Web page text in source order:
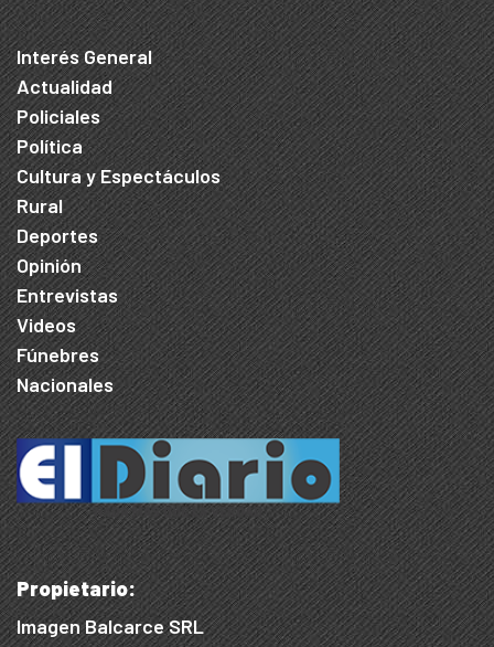
Interés General
Actualidad
Policiales
Política
Cultura y Espectáculos
Rural
Deportes
Opinión
Entrevistas
Videos
Fúnebres
Nacionales
Propietario:
Imagen Balcarce SRL